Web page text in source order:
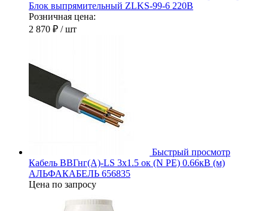
Блок выпрямительный ZLKS-99-6 220В
Розничная цена:
2 870 ₽ / шт
Быстрый просмотр
Кабель ВВГнг(А)-LS 3х1.5 ок (N PE) 0.66кВ (м)
АЛЬФАКАБЕЛЬ 656835
Цена по запросу